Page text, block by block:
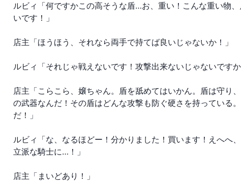
ルビィ「何ですかこの高そうな盾…お、重い！こんな重い物
いです！」
店主「ほうほう、それなら両手で持てば良いじゃないか！」
ルビィ「それじゃ戦えないです！攻撃出来ないじゃないですか
店主「こらこら、嬢ちゃん。盾を舐めてはいかん。盾は守り
の武器なんだ！その盾はどんな攻撃も防ぐ硬さを持っている
だ！」
ルビィ「な、なるほどー！分かりました！買います！えへへ
立派な騎士に…！」
店主「まいどあり！」